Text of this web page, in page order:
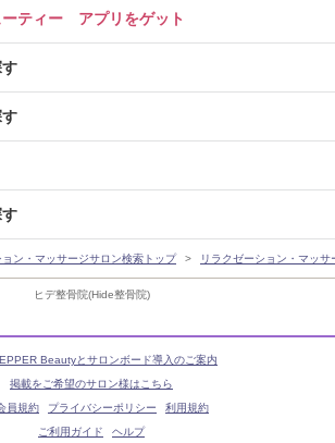
ヒデ整骨院(Hide整骨院)
ティー アプリをゲット
ョン・マッサージサロン検索トップ リラクゼーション・マッ
Beautyとサロンボード導入のご案内
掲載をご希望のサロン様はこちら
員規約
プライバシーポリシー
利用規約
ご利用ガイド
ヘルプ